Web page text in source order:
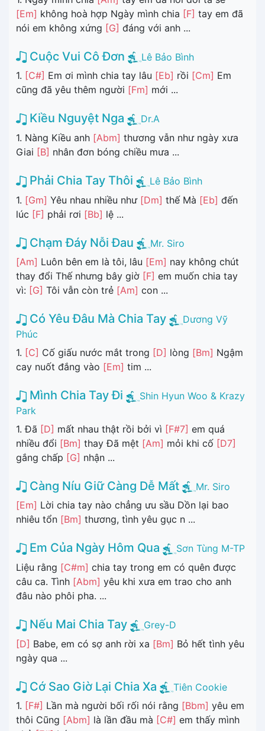
[Em] không hoà hợp Ngày mình chia [F] tay em đã
nói em không xứng [G] đáng với anh ...
Cuộc Vui Cô Đơn
Lê Bảo Bình
1. [C#] Em ơi mình chia tay lâu [Eb] rồi [Cm] Em
cũng đã yêu thêm người [Fm] mới ...
Kiều Nguyệt Nga
Dr.A
1. Nàng Kiều anh [Abm] thương vẫn như ngày xưa
Giai [B] nhân đơn bóng chiều mưa ...
Phải Chia Tay Thôi
Lê Bảo Bình
1. [Gm] Yêu nhau nhiều như [Dm] thế Mà [Eb] đến
lúc [F] phải rơi [Bb] lệ ...
Chạm Đáy Nỗi Đau
Mr. Siro
[Am] Luôn bên em là tôi, lâu [Em] nay không chút
thay đổi Thế nhưng bây giờ [F] em muốn chia tay
vì: [G] Tôi vẫn còn trẻ [Am] con ...
Có Yêu Đâu Mà Chia Tay
Dương Vỹ
Phúc
1. [C] Cố giấu nước mắt trong [D] lòng [Bm] Ngậm
cay nuốt đắng vào [Em] tim ...
Mình Chia Tay Đi
Shin Hyun Woo & Krazy
Park
1. Đã [D] mất nhau thật rồi bởi vì [F#7] em quá
nhiều đổi [Bm] thay Đã mệt [Am] mỏi khi cố [D7]
gắng chấp [G] nhận ...
Càng Níu Giữ Càng Dễ Mất
Mr. Siro
[Em] Lời chia tay nào chẳng ưu sầu Dồn lại bao
nhiêu tổn [Bm] thương, tình yêu gục n ...
Em Của Ngày Hôm Qua
Sơn Tùng M-TP
Liệu rằng [C#m] chia tay trong em có quên được
câu ca. Tình [Abm] yêu khi xưa em trao cho anh
đâu nào phôi pha. ...
Nếu Mai Chia Tay
Grey-D
[D] Babe, em có sợ anh rời xa [Bm] Bỏ hết tình yêu
ngày qua ...
Cớ Sao Giờ Lại Chia Xa
Tiên Cookie
1. [F#] Lần mà người bối rối nói rằng [Bbm] yêu em
thôi Cũng [Abm] là lần đầu mà [C#] em thấy mình